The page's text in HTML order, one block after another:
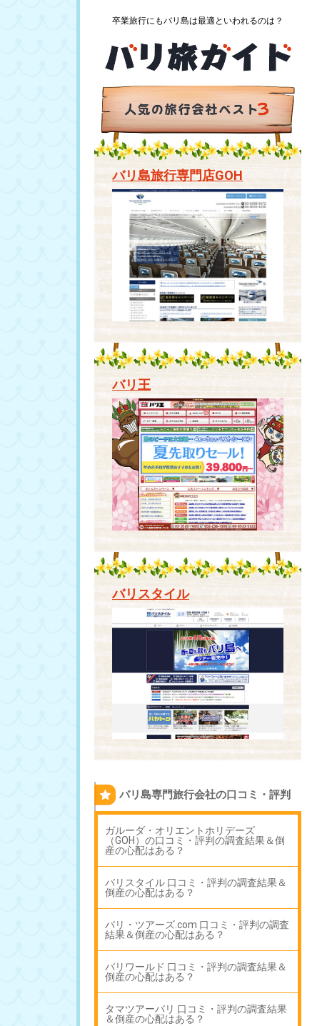
卒業旅行にもバリ島は最適といわれるのは？
バリ島旅行専門店GOH
バリ王
バリスタイル
バリ島専門旅行会社の口コミ・評判
ガルーダ・オリエントホリデーズ
（GOH）の口コミ・評判の調査結果＆倒
産の心配はある？
バリスタイル 口コミ・評判の調査結果＆
倒産の心配はある？
バリ・ツアーズ.com 口コミ・評判の調査
結果＆倒産の心配はある？
バリワールド 口コミ・評判の調査結果＆
倒産の心配はある？
タマツアーバリ 口コミ・評判の調査結果
＆倒産の心配はある？